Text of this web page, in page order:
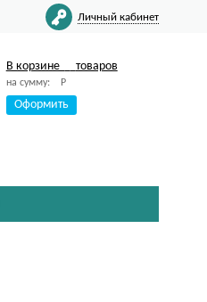
Личный кабинет
В корзине товаров
на сумму: Р
Оформить